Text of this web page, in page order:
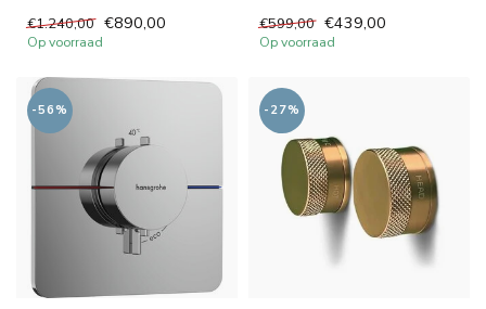
€1.240,00 €890,00
Op voorraad
€599,00 €439,00
Op voorraad
-56% -27%